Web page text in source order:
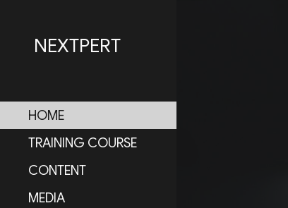
NEXTPERT
HOME
TRAINING COURSE
CONTENT
MEDIA